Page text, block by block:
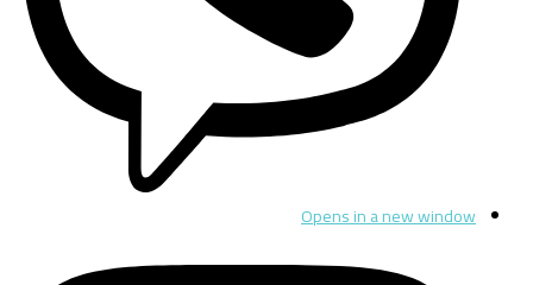
Opens in a new window